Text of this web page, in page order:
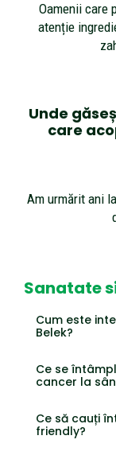
Oamenii care
atenție
Unde
care
Am urmărit ani
Sanatate
Cum este
Belek?
Ce se
cancer la
Ce să cauți
friendly?